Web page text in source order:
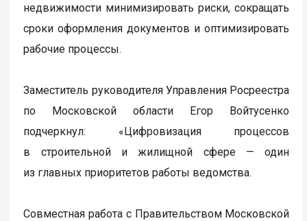
недвижимости минимизировать риски, сокращать
сроки оформления документов и оптимизировать
рабочие процессы.
Заместитель руководителя Управления Росреестра
по Московской области Егор Войтусенко
подчеркнул: «Цифровизация процессов
в строительной и жилищной сфере — один
из главных приоритетов работы ведомства.
Совместная работа с Правительством Московской